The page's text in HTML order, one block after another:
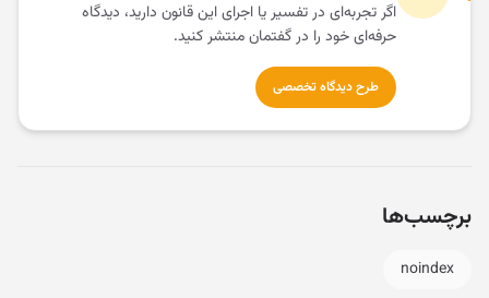
اگر تجربه‌ای در تفسیر یا اجرای این قانون دارید، دیدگاه
حرفه‌ای خود را در گفتمان منتشر کنید.
طرح دیدگاه تخصصی
برچسب‌ها
noindex